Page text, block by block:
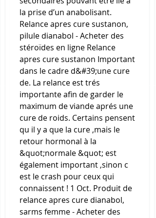
la prise d’un anabolisant.
Relance apres cure sustanon,
pilule dianabol - Acheter des
stéroïdes en ligne Relance
apres cure sustanon Important
dans le cadre d&#39;une cure
de. La relance est trés
importante afin de garder le
maximum de viande aprés une
cure de roids. Certains pensent
qu il y a que la cure ,mais le
retour hormonal à la
&quot;normale &quot; est
également important ,sinon c
est le crash pour ceux qui
connaissent ! 1 Oct. Produit de
relance apres cure dianabol,
sarms femme - Acheter des